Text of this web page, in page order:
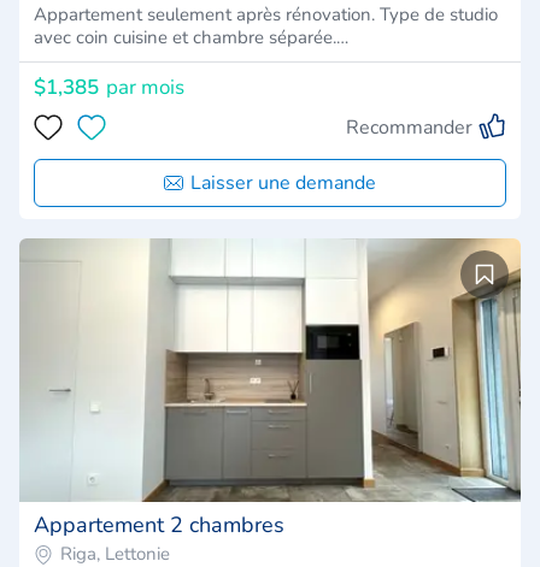
Appartement seulement après rénovation. Type de studio
avec coin cuisine et chambre séparée.…
$1,385 par mois
Recommander
Laisser une demande
Appartement 2 chambres
Riga, Lettonie